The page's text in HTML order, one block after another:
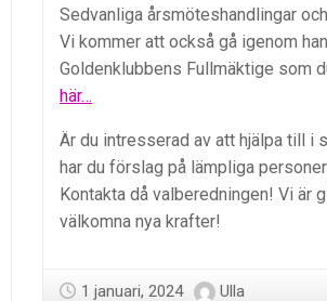
Sedvanliga årsmöteshandlingar
Vi kommer att också gå igenom
Goldenklubbens Fullmäktige som
här…
Är du intresserad av att hjälpa till i
har du förslag på lämpliga
Kontakta då valberedningen! Vi är
välkomna nya krafter!
1 januari, 2024 Ulla